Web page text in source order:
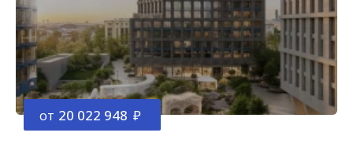
от 20 022 948